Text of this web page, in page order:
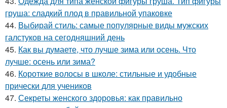
груша: сладкий плод в правильной упаковке
44. Выбирай стиль: самые популярные виды мужских
галстуков на сегодняшний день
45. Как вы думаете, что лучше зима или осень. Что
лучше: осень или зима?
46. Короткие волосы в школе: стильные и удобные
прически для учеников
47. Секреты женского здоровья: как правильно